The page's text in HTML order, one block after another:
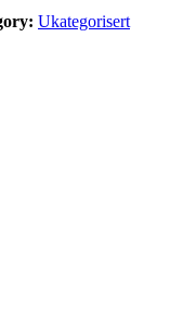
Ukategorisert